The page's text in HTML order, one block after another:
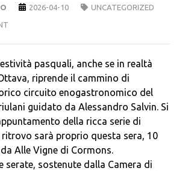
2026-04-10 UNCATEGORIZED
pasquali, anche se in realtà
riprende il cammino di
circuito enogastronomico del
guidato da Alessandro Salvin. Si
della ricca serie di
sarà proprio questa sera, 10
Alle Vigne di Cormons.
serate, sostenute dalla Camera di